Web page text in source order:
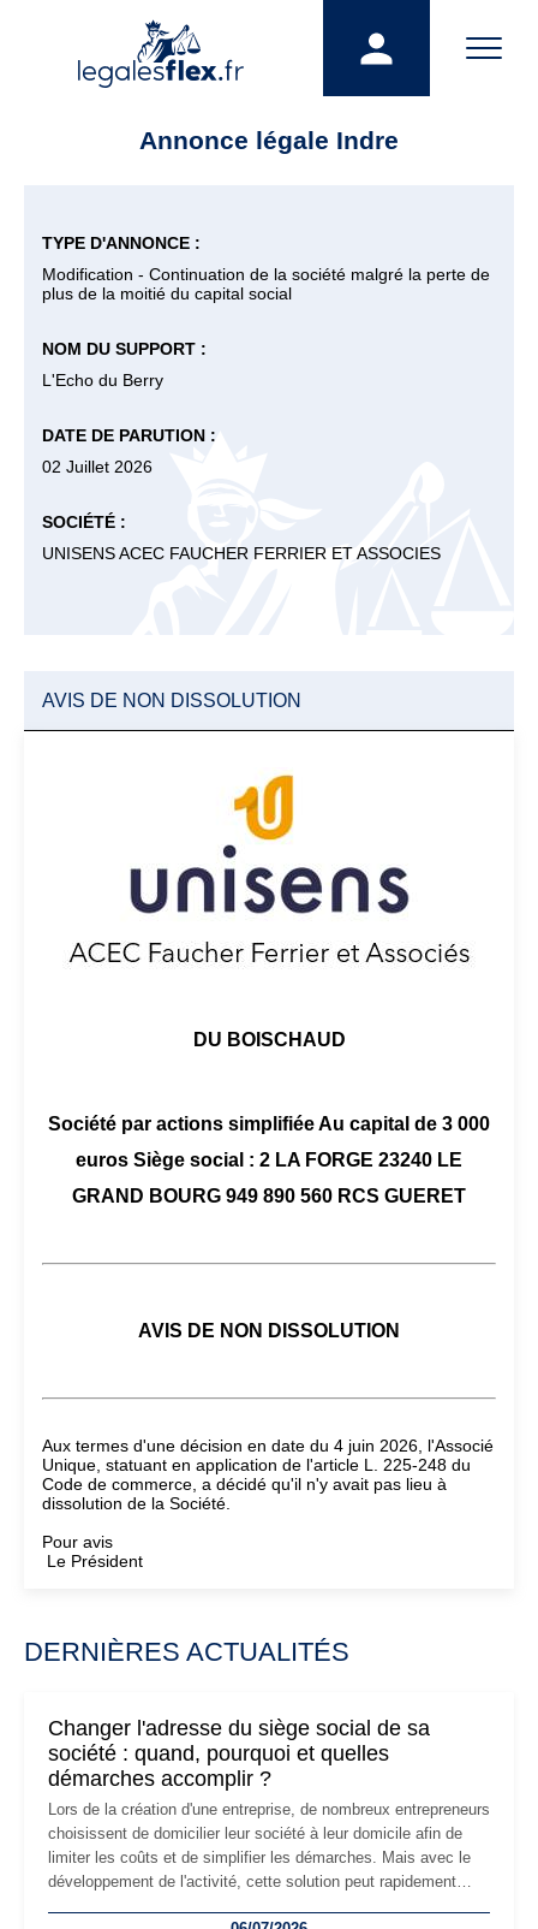
Annonce légale Indre
TYPE D'ANNONCE :
Modification - Continuation de la société malgré la perte de
plus de la moitié du capital social
NOM DU SUPPORT :
L'Echo du Berry
DATE DE PARUTION :
02 Juillet 2026
SOCIÉTÉ :
UNISENS ACEC FAUCHER FERRIER ET ASSOCIES
AVIS DE NON DISSOLUTION
DU BOISCHAUD
Société par actions simplifiée Au capital de 3 000
euros Siège social : 2 LA FORGE 23240 LE
GRAND BOURG 949 890 560 RCS GUERET
AVIS DE NON DISSOLUTION
Aux termes d'une décision en date du 4 juin 2026, l'Associé
Unique, statuant en application de l'article L. 225-248 du
Code de commerce, a décidé qu'il n'y avait pas lieu à
dissolution de la Société.
Pour avis
Le Président
DERNIÈRES ACTUALITÉS
Changer l'adresse du siège social de sa
société : quand, pourquoi et quelles
démarches accomplir ?
Lors de la création d'une entreprise, de nombreux entrepreneurs
choisissent de domicilier leur société à leur domicile afin de
limiter les coûts et de simplifier les démarches. Mais avec le
développement de l'activité, cette solution peut rapidement